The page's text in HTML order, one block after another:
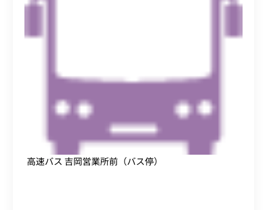
高速バス 吉岡営業所前（バス停）